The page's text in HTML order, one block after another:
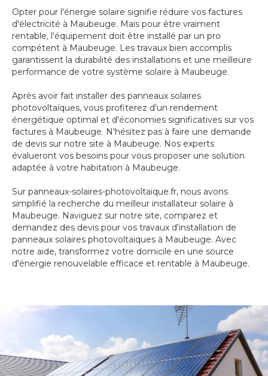
Opter pour l'énergie solaire signifie réduire vos factures
d'électricité à Maubeuge. Mais pour être vraiment
rentable, l'équipement doit être installé par un pro
compétent à Maubeuge. Les travaux bien accomplis
garantissent la durabilité des installations et une meilleure
performance de votre système solaire à Maubeuge.
Après avoir fait installer des panneaux solaires
photovoltaïques, vous profiterez d'un rendement
énergétique optimal et d'économies significatives sur vos
factures à Maubeuge. N'hésitez pas à faire une demande
de devis sur notre site à Maubeuge. Nos experts
évalueront vos besoins pour vous proposer une solution
adaptée à votre habitation à Maubeuge.
Sur panneaux-solaires-photovoltaique.fr, nous avons
simplifié la recherche du meilleur installateur solaire à
Maubeuge. Naviguez sur notre site, comparez et
demandez des devis pour vos travaux d'installation de
panneaux solaires photovoltaïques à Maubeuge. Avec
notre aide, transformez votre domicile en une source
d'énergie renouvelable efficace et rentable à Maubeuge.